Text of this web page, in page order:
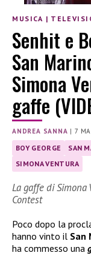
MUSICA |
Senhit e
San
Simona
gaffe
ANDREA SANNA |7
BOY GEORGE SAN
SIMONA VENTURA
La gaffe di
Contest
Poco dopo la
hanno vinto il San
ha commesso una